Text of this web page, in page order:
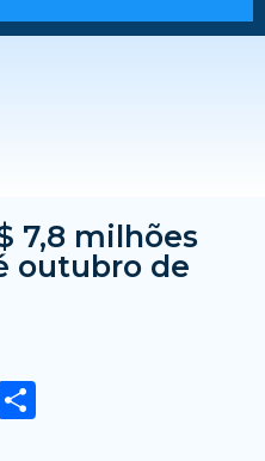
7,8 milhões
outubro de